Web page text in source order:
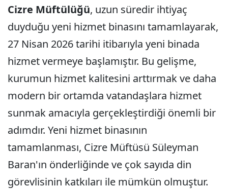
Cizre Müftülüğü, uzun süredir ihtiyaç
duyduğu yeni hizmet binasını tamamlayarak,
27 Nisan 2026 tarihi itibarıyla yeni binada
hizmet vermeye başlamıştır. Bu gelişme,
kurumun hizmet kalitesini arttırmak ve daha
modern bir ortamda vatandaşlara hizmet
sunmak amacıyla gerçekleştirdiği önemli bir
adımdır. Yeni hizmet binasının
tamamlanması, Cizre Müftüsü Süleyman
Baran'ın önderliğinde ve çok sayıda din
görevlisinin katkıları ile mümkün olmuştur.